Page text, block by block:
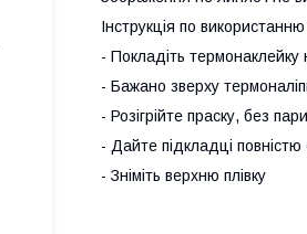
Інструкція по
- Покладіть термонаклейку
- Бажано зверху
- Розігрійте праску, без
- Дайте підкладці повністю
- Зніміть верхню плівку